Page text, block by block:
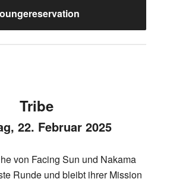
Tribe
22. Februar 2025
von Facing Sun und Nakama
Runde und bleibt ihrer Mission